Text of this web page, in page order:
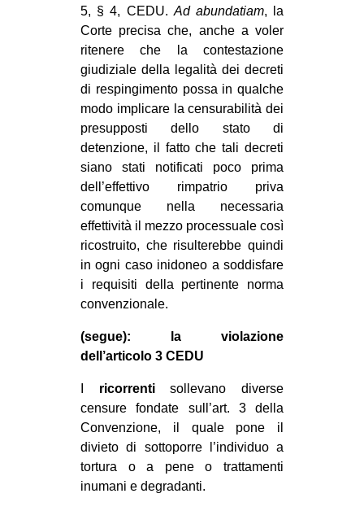
5, § 4, CEDU. Ad abundatiam, la
Corte precisa che, anche a voler
ritenere che la contestazione
giudiziale della legalità dei decreti
di respingimento possa in qualche
modo implicare la censurabilità dei
presupposti dello stato di
detenzione, il fatto che tali decreti
siano stati notificati poco prima
dell’effettivo rimpatrio priva
comunque nella necessaria
effettività il mezzo processuale così
ricostruito, che risulterebbe quindi
in ogni caso inidoneo a soddisfare
i requisiti della pertinente norma
convenzionale.
(segue): la violazione
dell’articolo 3 CEDU
ricorrentisollevano diverse
censure fondate sull’art. 3 della
Convenzione, il quale pone il
divieto di sottoporre l’individuo a
tortura o a pene o trattamenti
inumani e degradanti.